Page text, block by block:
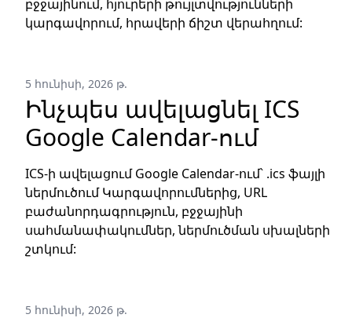
բջջայինում, հյուրերի թույլտվությունների
կարգավորում, հրավերի ճիշտ վերահղում:
5 հունիսի, 2026 թ.
Ինչպես ավելացնել ICS
Google Calendar-ում
ICS-ի ավելացում Google Calendar-ում՝ .ics ֆայլի
ներմուծում Կարգավորումներից, URL
բաժանորդագրություն, բջջայինի
սահմանափակումներ, ներմուծման սխալների
շտկում:
5 հունիսի, 2026 թ.